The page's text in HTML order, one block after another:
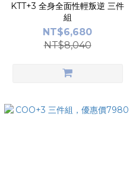
KTT+3 全身全面性輕叛逆 三件
組
NT$6,680
NT$8,040